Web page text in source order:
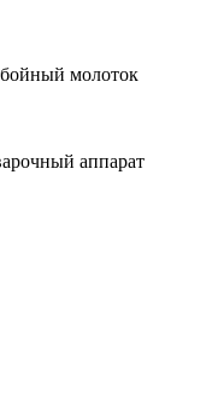
молоток
аппарат